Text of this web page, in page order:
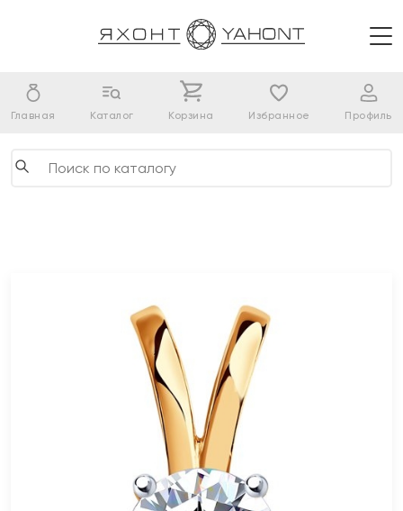
Главная Каталог Корзина Избранное Профиль